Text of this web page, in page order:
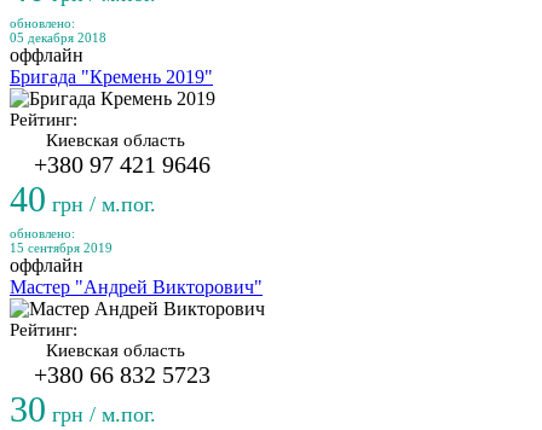
обновлено:
05 декабря 2018
оффлайн
Бригада "Кремень 2019"
Рейтинг:
Киевская область
+380 97 421 9646
40 грн / м.пог.
обновлено:
15 сентября 2019
оффлайн
Мастер "Андрей Викторович"
Рейтинг:
Киевская область
+380 66 832 5723
30 грн / м.пог.